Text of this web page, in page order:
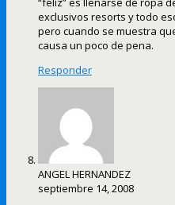
exclusivos resorts y todo
pero cuando se muestra
causa un poco de pena.
Responder
ANGEL HERNANDEZ
septiembre 14, 2008